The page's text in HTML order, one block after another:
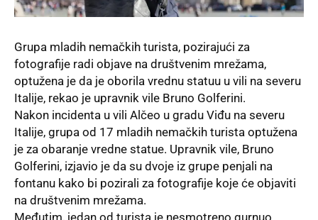
Grupa mladih nemačkih turista, pozirajući za
fotografije radi objave na društvenim mrežama,
optužena je da je oborila vrednu statuu u vili na severu
Italije, rekao je upravnik vile Bruno Golferini.
Nakon incidenta u vili Alčeo u gradu Viđu na severu
Italije, grupa od 17 mladih nemačkih turista optužena
je za obaranje vredne statue. Upravnik vile, Bruno
Golferini, izjavio je da su dvoje iz grupe penjali na
fontanu kako bi pozirali za fotografije koje će objaviti
na društvenim mrežama.